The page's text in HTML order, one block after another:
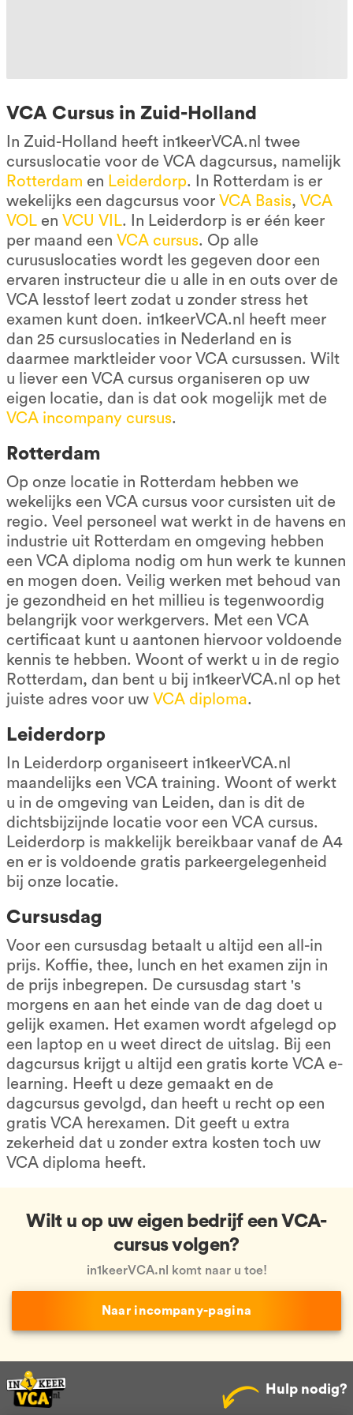
VCA Cursus in Zuid-Holland
In Zuid-Holland heeft in1keerVCA.nl twee
cursuslocatie voor de VCA dagcursus, namelijk
Rotterdam en Leiderdorp. In Rotterdam is er
wekelijks een dagcursus voor VCA Basis, VCA
VOLen VCU VIL. In Leiderdorp is er één keer
per maand een VCA cursus. Op alle
curususlocaties wordt les gegeven door een
ervaren instructeur die u alle in en outs over de
VCA lesstof leert zodat u zonder stress het
examen kunt doen. in1keerVCA.nl heeft meer
dan 25 cursuslocaties in Nederland en is
daarmee marktleider voor VCA cursussen. Wilt
u liever een VCA cursus organiseren op uw
eigen locatie, dan is dat ook mogelijk met de
VCA incompany cursus.
Rotterdam
Op onze locatie in Rotterdam hebben we
wekelijks een VCA cursus voor cursisten uit de
regio. Veel personeel wat werkt in de havens en
industrie uit Rotterdam en omgeving hebben
een VCA diploma nodig om hun werk te kunnen
en mogen doen. Veilig werken met behoud van
je gezondheid en het millieu is tegenwoordig
belangrijk voor werkgervers. Met een VCA
certificaat kunt u aantonen hiervoor voldoende
kennis te hebben. Woont of werkt u in de regio
Rotterdam, dan bent u bij in1keerVCA.nl op het
juiste adres voor uw VCA diploma.
Leiderdorp
In Leiderdorp organiseert in1keerVCA.nl
maandelijks een VCA training. Woont of werkt
u in de omgeving van Leiden, dan is dit de
dichtsbijzijnde locatie voor een VCA cursus.
Leiderdorp is makkelijk bereikbaar vanaf de A4
en er is voldoende gratis parkeergelegenheid
bij onze locatie.
Cursusdag
Voor een cursusdag betaalt u altijd een all-in
prijs. Koffie, thee, lunch en het examen zijn in
de prijs inbegrepen. De cursusdag start 's
morgens en aan het einde van de dag doet u
gelijk examen. Het examen wordt afgelegd op
een laptop en u weet direct de uitslag. Bij een
dagcursus krijgt u altijd een gratis korte VCA e-
learning. Heeft u deze gemaakt en de
dagcursus gevolgd, dan heeft u recht op een
gratis VCA herexamen. Dit geeft u extra
zekerheid dat u zonder extra kosten toch uw
VCA diploma heeft.
Wilt u op uw eigen bedrijf een VCA-
cursus volgen?
in1keerVCA.nl komt naar u toe!
Naar incompany-pagina
Hulp nodig?